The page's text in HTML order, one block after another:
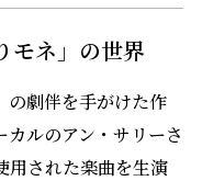
モネ」の世界
の劇伴を手がけた作
ルのアン・サリーさ
用された楽曲を生演